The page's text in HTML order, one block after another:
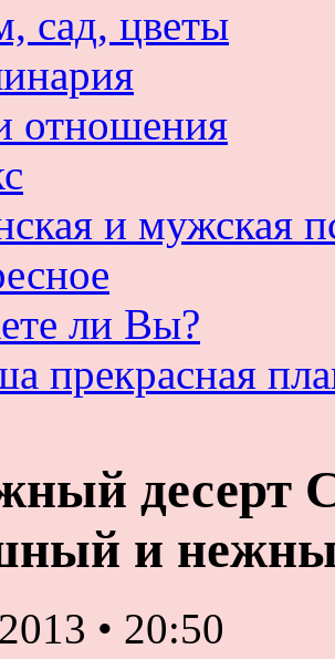
сад, цветы
отношения
и мужская
ли Вы?
прекрасная
десерт
и
• 20:50